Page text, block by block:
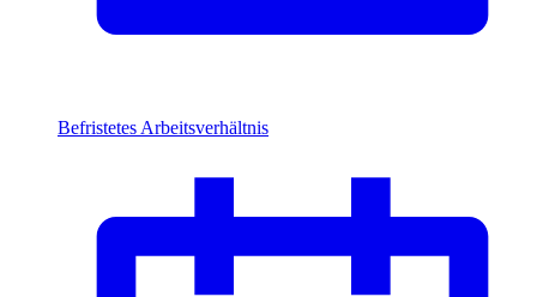
Befristetes Arbeitsverhältnis